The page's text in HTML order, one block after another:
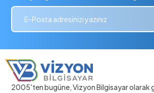
2005'ten bugüne, Vizyon Bilgisayar olarak